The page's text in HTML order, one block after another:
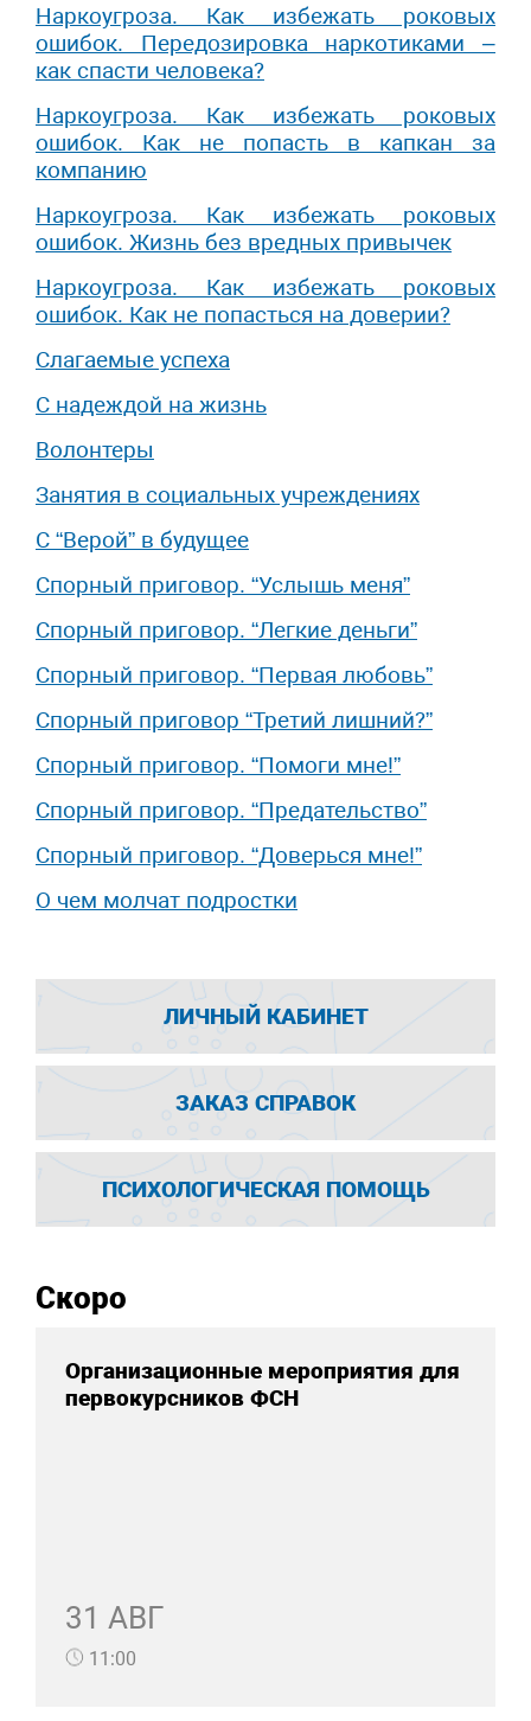
Наркоугроза. Как избежать роковых
ошибок. Передозировка наркотиками –
как спасти человека?
Наркоугроза. Как избежать роковых
ошибок. Как не попасть в капкан за
компанию
Наркоугроза. Как избежать роковых
ошибок. Жизнь без вредных привычек
Наркоугроза. Как избежать роковых
ошибок. Как не попасться на доверии?
Слагаемые успеха
С надеждой на жизнь
Волонтеры
Занятия в социальных учреждениях
С “Верой” в будущее
Спорный приговор. “Услышь меня”
Спорный приговор. “Легкие деньги”
Спорный приговор. “Первая любовь”
Спорный приговор “Третий лишний?”
Спорный приговор. “Помоги мне!”
Спорный приговор. “Предательство”
Спорный приговор. “Доверься мне!”
О чем молчат подростки
ЛИЧНЫЙ КАБИНЕТ
ЗАКАЗ СПРАВОК
ПСИХОЛОГИЧЕСКАЯ ПОМОЩЬ
Скоро
Организационные мероприятия для
первокурсников ФСН
31 АВГ
11:00